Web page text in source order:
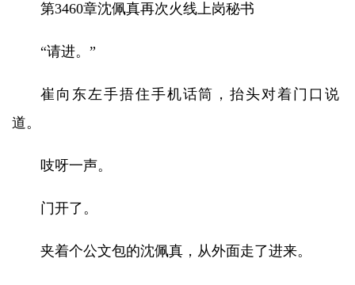
第3460章沈佩真再次火线上岗秘书
“请进。”
崔向东左手捂住手机话筒，抬头对着门口说
道。
吱呀一声。
门开了。
夹着个公文包的沈佩真，从外面走了进来。